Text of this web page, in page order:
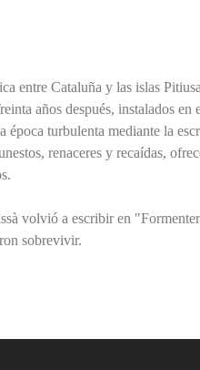
entre Cataluña y las islas
años después, instalados
época turbulenta mediante la
renaceres y recaídas,
volvió a escribir en
sobrevivir.